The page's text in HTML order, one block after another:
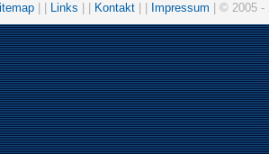
Links Kontakt Impressum | © 2005 -